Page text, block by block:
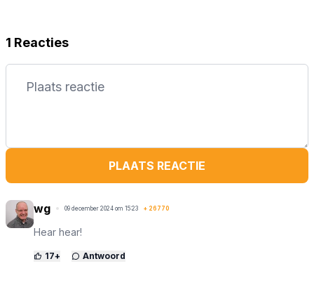
1 Reacties
PLAATS REACTIE
wg 09 december 2024 om 15:23 + 26770
Hear hear!
17+ Antwoord